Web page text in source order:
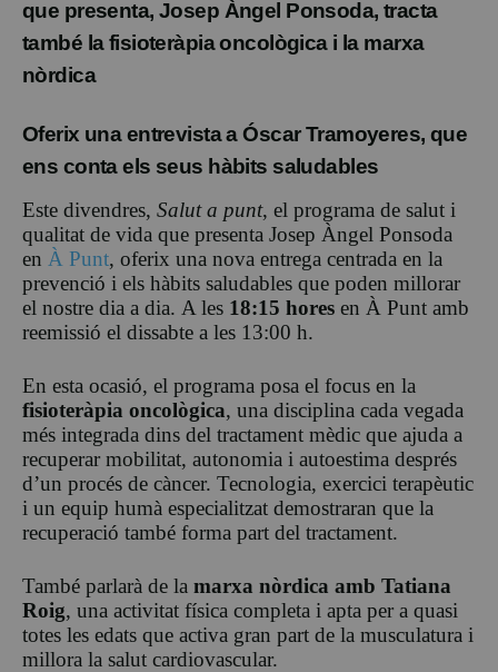
que presenta, Josep Àngel Ponsoda, tracta
també la fisioteràpia oncològica i la marxa
nòrdica
Oferix una entrevista a Óscar Tramoyeres, que
ens conta els seus hàbits saludables
Este divendres, Salut a punt, el programa de salut i
qualitat de vida que presenta Josep Àngel Ponsoda
en À Punt, oferix una nova entrega centrada en la
prevenció i els hàbits saludables que poden millorar
el nostre dia a dia. A les 18:15 hores en À Punt amb
reemissió el dissabte a les 13:00 h.
En esta ocasió, el programa posa el focus en la
fisioteràpia oncològica, una disciplina cada vegada
més integrada dins del tractament mèdic que ajuda a
recuperar mobilitat, autonomia i autoestima després
d’un procés de càncer. Tecnologia, exercici terapèutic
i un equip humà especialitzat demostraran que la
recuperació també forma part del tractament.
També parlarà de la marxa nòrdica amb Tatiana
Roig, una activitat física completa i apta per a quasi
totes les edats que activa gran part de la musculatura i
millora la salut cardiovascular.